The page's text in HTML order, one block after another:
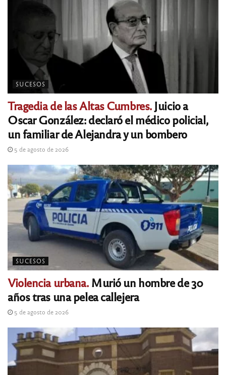
SUCESOS
Tragedia de las Altas Cumbres.Juicio a
Oscar González: declaró el médico policial,
un familiar de Alejandra y un bombero
5 de agosto de 2026
SUCESOS
Violencia urbana.Murió un hombre de 30
años tras una pelea callejera
5 de agosto de 2026